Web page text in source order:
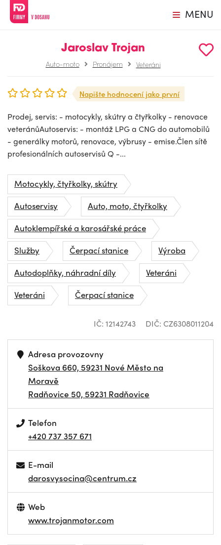
MENU
Jaroslav Trojan
Auto-moto Pronájem Veteráni
Napište hodnocení jako první
Prodej, servis: - motocykly, skútry a čtyřkolky - renovace
veteránůAutoservis: - montáž LPG a CNG do automobilů
- generálky motorů, renovace, výbrusy - emise.Člen sítě
profesionálních autoservisů Q -...
Motocykly, čtyřkolky, skútry
Autoservisy
Auto, moto, čtyřkolky
Autoklempířské a karosářské práce
Služby
Čerpací stanice
Výroba
Autodoplňky, náhradní díly
Veteráni
Veteráni
Čerpací stanice
IČ: 12142743 DIČ: CZ6308011204
Adresa provozovny
Soškova 660, 59231 Nové Město na
Moravě
Radňovice 50, 59231 Radňovice
Telefon
+420 737 357 671
E-mail
darosvysocina@centrum.cz
Web
www.trojanmotor.com